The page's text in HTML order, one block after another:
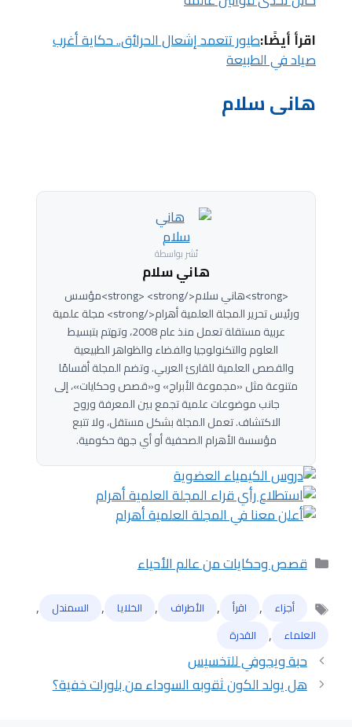
اقرأ أيضًا:طيور تتعمد إشعال الحرائق.. حكاية أغرب
صياد في الطبيعة
هانى سلام
نُشر بواسطة
هاني سلام
<strong>هاني سلام</strong> <strong>مؤسس
ورئيس تحرير المجلة العلمية أهرام</strong> مجلة علمية
عربية مستقلة تعمل منذ عام 2008، وتهتم بتبسيط
العلوم والتكنولوجيا والفضاء والظواهر الطبيعية
والقصص العلمية للقارئ العربي. وتضم المجلة أقسامًا
متنوعة مثل «مجموعة الأبراج» و«قصص وحكايات»، إلى
جانب موضوعات علمية تجمع بين المعرفة وروح
الاكتشاف. تعمل المجلة بشكل مستقل، ولا تتبع
مؤسسة الأهرام الصحفية أو أي جهة حكومية.
التصنيفات
قصص وحكايات من عالم الأحياء
الوسوم
أجزاء , اقرأ , الأطراف , الخلايا , السمندل ,
العلماء , القدرة
حبة ويجوفي للتخسيس
هل يولد الكون ثقوبه السوداء من بلورات خفية؟